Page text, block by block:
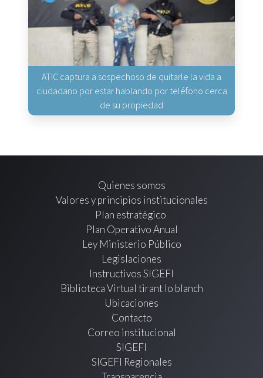
ATIC captura a sospechoso de quitarle la vida a
ciudadano por estar hablando por teléfono cerca
de su propiedad
Quienes somos
Valores y principios institucionales
Plan estratégico
Plan Operativo Anual
Ley Ministerio Público
Legislaciones
Instructivos SIGEFI
Biblioteca Virtual tirant lo blanch
Ubicaciones
Contacto
Correo institucional
SIGEFI
SIGEFI Regionales